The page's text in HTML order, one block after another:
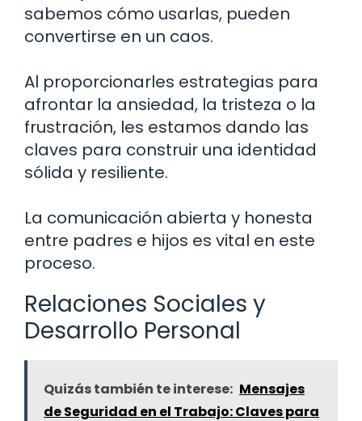
sabemos cómo usarlas, pueden
convertirse en un caos.
Al proporcionarles estrategias para
afrontar la ansiedad, la tristeza o la
frustración, les estamos dando las
claves para construir una identidad
sólida y resiliente.
La comunicación abierta y honesta
entre padres e hijos es vital en este
proceso.
Relaciones Sociales y
Desarrollo Personal
Quizás también te interese: Mensajes
de Seguridad en el Trabajo: Claves para